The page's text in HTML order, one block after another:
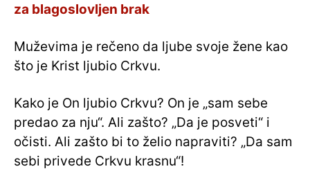
za blagoslovljen brak
Muževima je rečeno da ljube svoje žene kao
što je Krist ljubio Crkvu.
Kako je On ljubio Crkvu? On je „sam sebe
predao za nju“. Ali zašto? „Da je posveti“ i
očisti. Ali zašto bi to želio napraviti? „Da sam
sebi privede Crkvu krasnu“!